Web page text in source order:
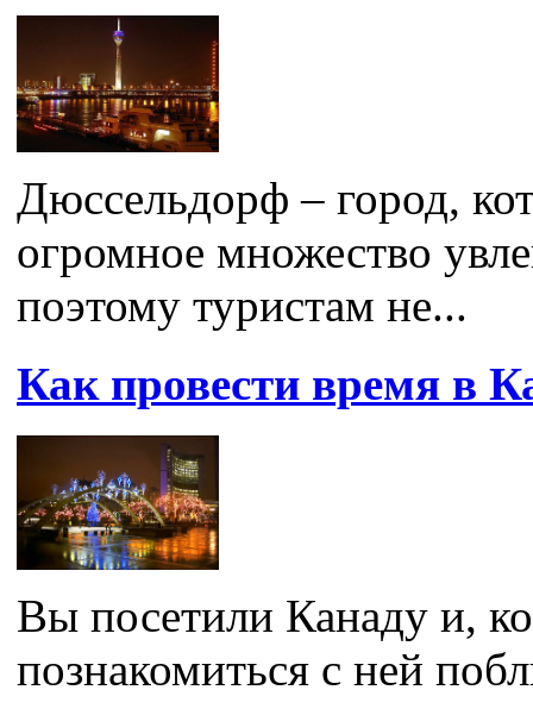
Дюссельдорф – город,
огромное множество
поэтому туристам не...
Как провести время в
Вы посетили Канаду и,
познакомиться с ней